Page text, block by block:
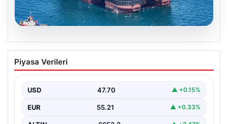
İstanbul Boğazı’ndan bir dev geçti.
Köprülerin altından geçebilmek için
Piyasa Verileri
USD 47.70 ▲ +0.15%
EUR 55.21 ▲ +0.33%